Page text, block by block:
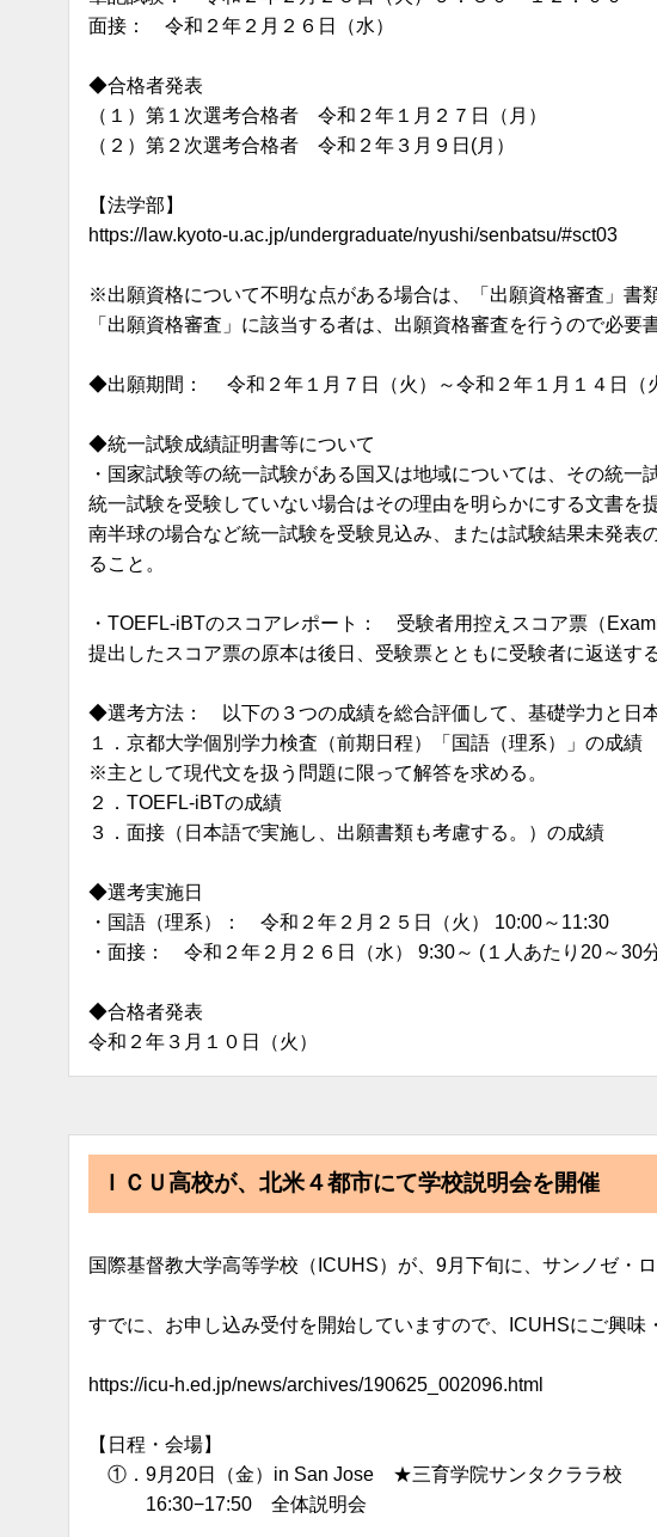
面接： 令和２年２月２６日（水）
◆合格者発表
（１）第１次選考合格者 令和２年１月２７日（月）
（２）第２次選考合格者 令和２年３月９日(月）
【法学部】
https://law.kyoto-u.ac.jp/undergraduate/nyushi/senbatsu/#sct03
※出願資格について不明な点がある場合は、「出願資格審査」書
「出願資格審査」に該当する者は、出願資格審査を行うので必
◆出願期間： 令和２年１月７日（火）～令和２年１月１４日（
◆統一試験成績証明書等について
・国家試験等の統一試験がある国又は地域については、その統
統一試験を受験していない場合はその理由を明らかにする文書を
南半球の場合など統一試験を受験見込み、または試験結果未発
ること。
・TOEFL-iBTのスコアレポート： 受験者用控えスコア票（
提出したスコア票の原本は後日、受験票とともに受験者に返送する
◆選考方法： 以下の３つの成績を総合評価して、基礎学力と日本
１．京都大学個別学力検査（前期日程）「国語（理系）」の成績
※主として現代文を扱う問題に限って解答を求める。
２．TOEFL-iBTの成績
３．面接（日本語で実施し、出願書類も考慮する。）の成績
◆選考実施日
・国語（理系）： 令和２年２月２５日（火） 10:00～11:30
・面接： 令和２年２月２６日（水） 9:30～ (１人あたり20～30
◆合格者発表
令和２年３月１０日（火）
ＩＣＵ高校が、北米４都市にて学校説明会を開催
国際基督教大学高等学校（ICUHS）が、9月下旬に、サンノゼ・
すでに、お申し込み受付を開始していますので、ICUHSにご興味
https://icu-h.ed.jp/news/archives/190625_002096.html
【日程・会場】
①．9月20日（金）in San Jose ★三育学院サンタクララ校
16:30−17:50 全体説明会